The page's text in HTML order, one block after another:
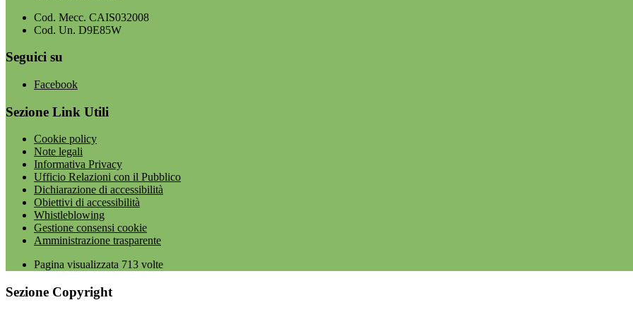
Cod. Mecc. CAIS032008
Cod. Un. D9E85W
Seguici su
Facebook
Sezione Link Utili
Cookie policy
Note legali
Informativa Privacy
Ufficio Relazioni con il Pubblico
Dichiarazione di accessibilità
Obiettivi di accessibilità
Whistleblowing
Gestione consensi cookie
Amministrazione trasparente
Pagina visualizzata 713 volte
Sezione Copyright